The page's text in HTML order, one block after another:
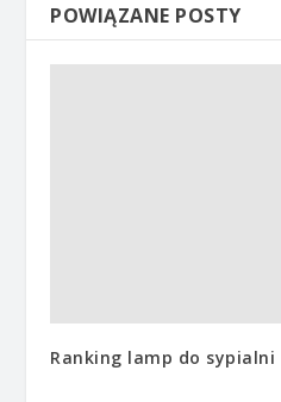
POWIĄZANE POSTY
Ranking lamp do sypialni